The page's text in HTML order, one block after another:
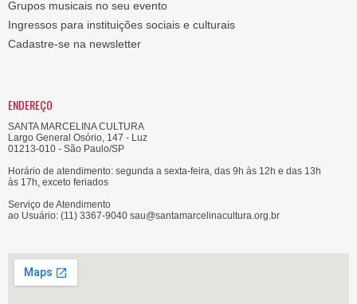
Grupos musicais no seu evento
Ingressos para instituições sociais e culturais
Cadastre-se na newsletter
ENDEREÇO
SANTA MARCELINA CULTURA
Largo General Osório, 147 - Luz
01213-010 - São Paulo/SP
Horário de atendimento: segunda a sexta-feira, das 9h às 12h e das 13h
às 17h, exceto feriados
Serviço de Atendimento
ao Usuário: (11) 3367-9040 sau@santamarcelinacultura.org.br